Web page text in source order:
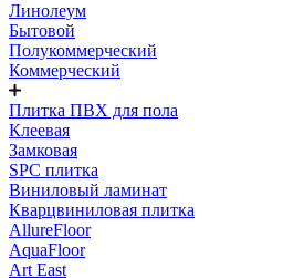
Линолеум
Бытовой
Полукоммерческий
Коммерческий
Плитка ПВХ для пола
Клеевая
Замковая
SPC плитка
Виниловый ламинат
Кварцвиниловая плитка
AllureFloor
AquaFloor
Art East